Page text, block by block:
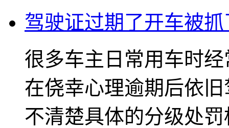
驾驶证过期了开车被
很多车主日常用车时
在侥幸心理逾期后依
不清楚具体的分级处